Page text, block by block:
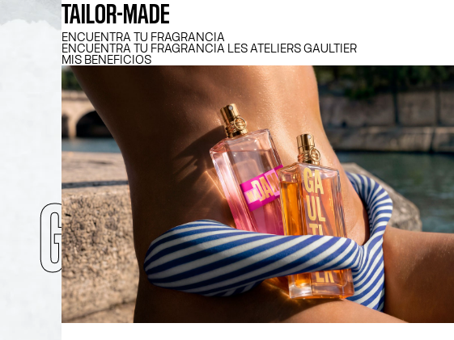
TAILOR-MADE
ENCUENTRA TU FRAGRANCIA
ENCUENTRA TU FRAGRANCIA LES ATELIERS GAULTIER
MIS BENEFICIOS